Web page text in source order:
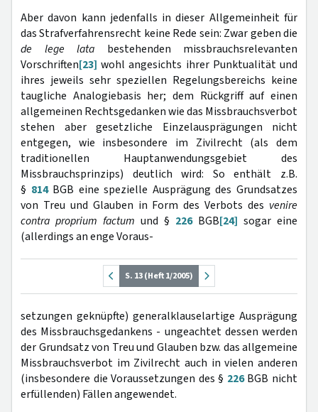
Aber davon kann jedenfalls in dieser Allgemeinheit für
das Strafverfahrensrecht keine Rede sein: Zwar geben die
de lege lata bestehenden missbrauchsrelevanten
Vorschriften[23] wohl angesichts ihrer Punktualität und
ihres jeweils sehr speziellen Regelungsbereichs keine
taugliche Analogiebasis her; dem Rückgriff auf einen
allgemeinen Rechtsgedanken wie das Missbrauchsverbot
stehen aber gesetzliche Einzelausprägungen nicht
entgegen, wie insbesondere im Zivilrecht (als dem
traditionellen Hauptanwendungsgebiet des
Missbrauchs­prinzips) deutlich wird: So enthält z.B.
§ 814BGB eine spezielle Ausprägung des Grundsatzes
von Treu und Glauben in Form des Verbots des venire
contra pro­prium factum und § 226BGB[24] sogar eine
(allerdings an enge Voraus-
S. 13 (Heft 1/2005)
setzungen geknüpfte) generalklauselartige Ausprägung
des Missbrauchsgedankens - unge­achtet dessen werden
der Grundsatz von Treu und Glauben bzw. das allgemeine
Missbrauchsverbot im Zivilrecht auch in vielen anderen
(insbesondere die Vor­aussetzungen des § 226BGB nicht
erfüllenden) Fällen angewendet.